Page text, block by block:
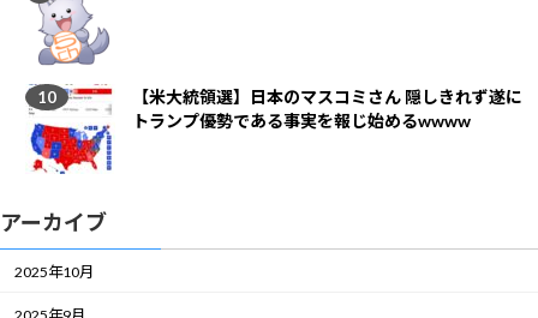
【米大統領選】日本のマスコミさん 隠しきれず遂に
トランプ優勢である事実を報じ始めるwwww
アーカイブ
2025年10月